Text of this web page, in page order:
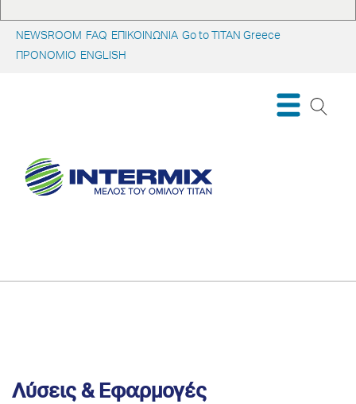
NEWSROOM FAQ ΕΠΙΚΟΙΝΩΝΙΑ Go to TITAN Greece
ΠΡΟΝΟΜΙΟ ENGLISH
Λύσεις & Εφαρμογές